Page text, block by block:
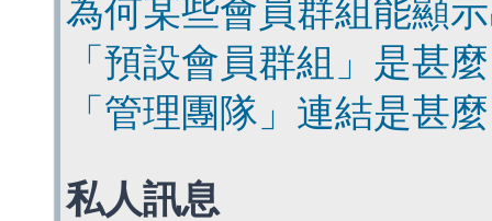
為何某些會員群組能顯
「預設會員群組」是甚
「管理團隊」連結是甚
私人訊息